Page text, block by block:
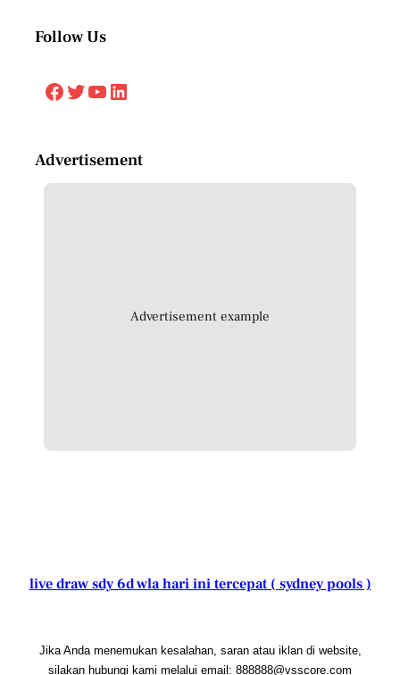
Follow Us
Facebook Twitter YouTube LinkedIn
Advertisement
Advertisement example
live draw sdy 6d wla hari ini tercepat ( sydney pools )
Jika Anda menemukan kesalahan, saran atau iklan di website,
silakan hubungi kami melalui email: 888888@vsscore.com